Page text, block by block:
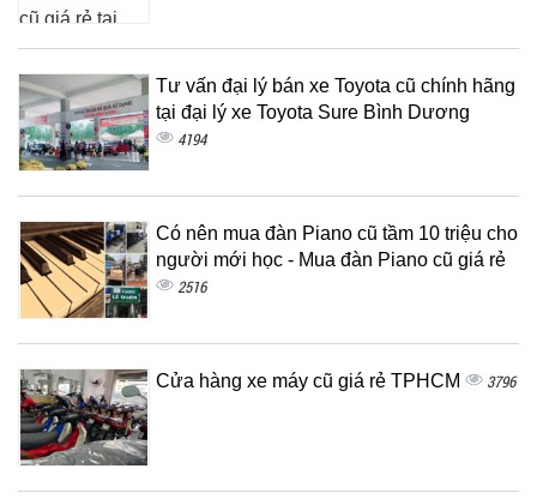
Tư vấn đại lý bán xe Toyota cũ chính hãng
tại đại lý xe Toyota Sure Bình Dương
4194
Có nên mua đàn Piano cũ tầm 10 triệu cho
người mới học - Mua đàn Piano cũ giá rẻ
2516
Cửa hàng xe máy cũ giá rẻ TPHCM 3796